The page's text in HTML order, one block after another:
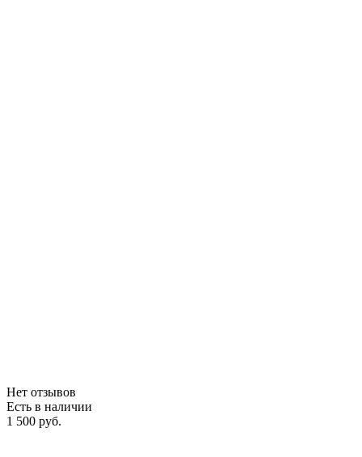
Нет отзывов
Есть в наличии
1 500 руб.